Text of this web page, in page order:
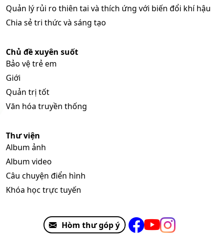
Quản lý rủi ro thiên tai và thích ứng với biến đổi khí hậu
Chia sẻ tri thức và sáng tạo
Chủ đề xuyên suốt
Bảo vệ trẻ em
Giới
Quản trị tốt
Văn hóa truyền thống
Thư viện
Album ảnh
Album video
Câu chuyện điển hình
Khóa học trực tuyến
Hòm thư góp ý